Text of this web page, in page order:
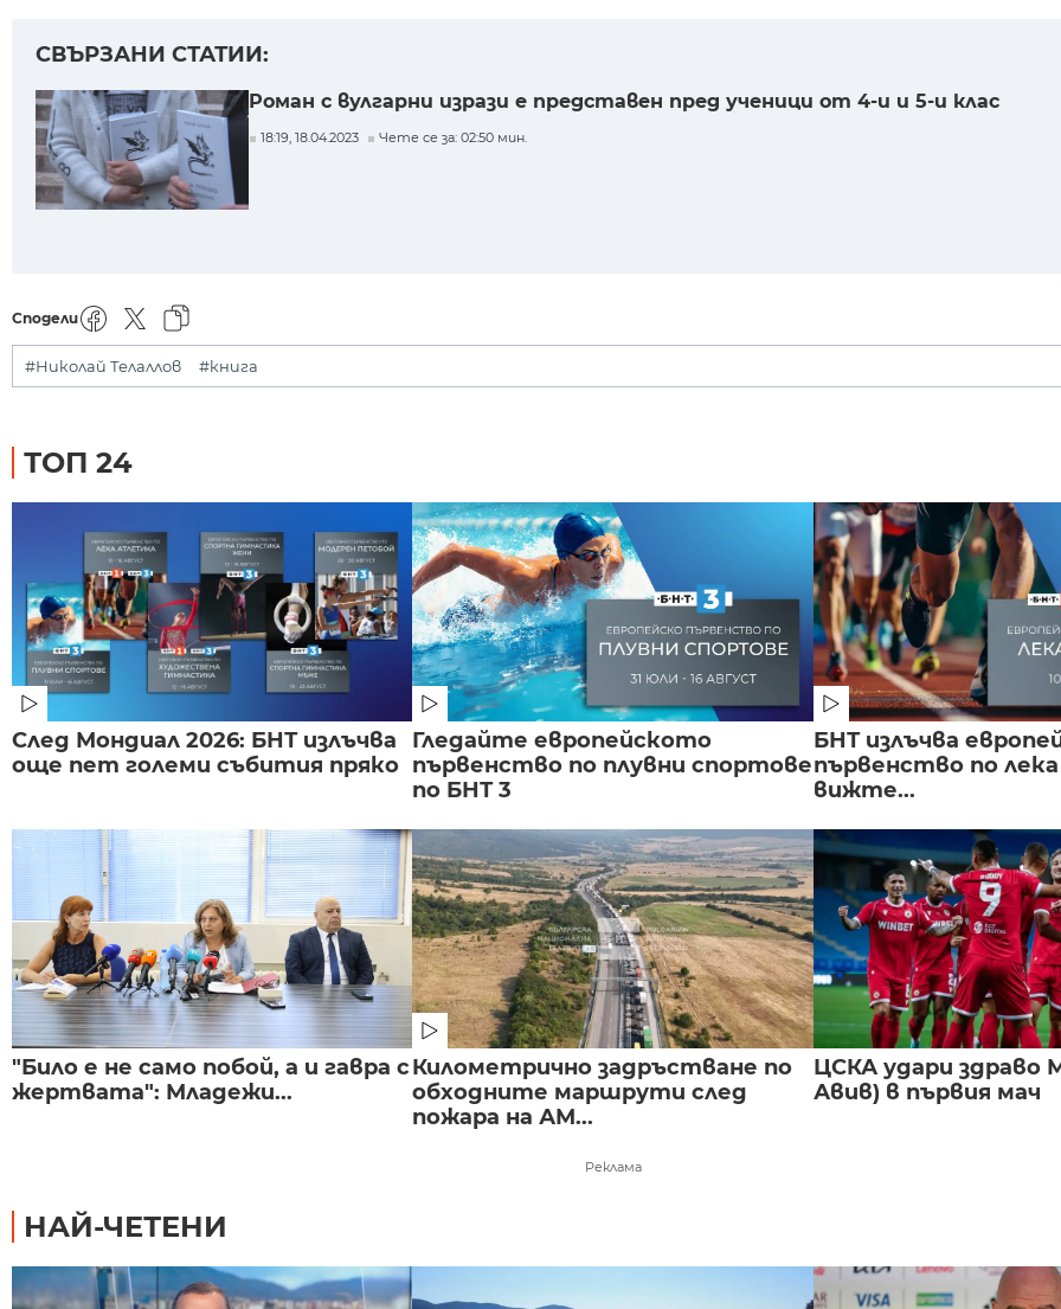
СВЪРЗАНИ СТАТИИ:
Роман с вулгарни изрази е представен пред ученици от 4-и и 5-и клас
18:19, 18.04.2023 Чете се за: 02:50 мин.
Сподели
#Николай Телаллов #книга
ТОП 24
След Мондиал 2026: БНТ излъчва
още пет големи събития пряко
Гледайте европейското
първенство по плувни спортове
по БНТ 3
БНТ излъчва
първенство по
вижте...
"Било е не само побой, а и гавра с
жертвата": Младежи...
Километрично задръстване по
обходните маршрути след
пожара на АМ...
ЦСКА удари здраво
Авив) в първия мач
Реклама
НАЙ-ЧЕТЕНИ